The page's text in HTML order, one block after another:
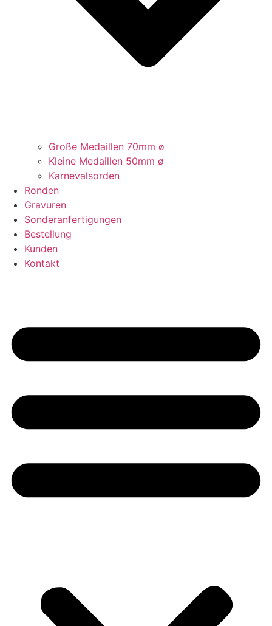
Große Medaillen 70mm ø
Kleine Medaillen 50mm ø
Karnevalsorden
Ronden
Gravuren
Sonderanfertigungen
Bestellung
Kunden
Kontakt